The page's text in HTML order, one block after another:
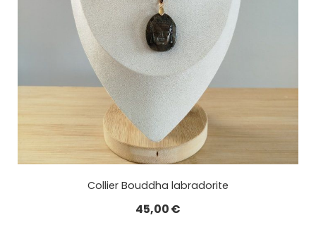
Collier Bouddha labradorite
45,00€